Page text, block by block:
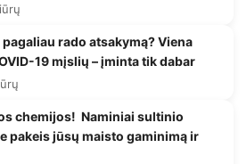
rado atsakymą? Viena
19 mįslių – įminta tik dabar
chemijos! Naminiai sultinio
pakeis jūsų maisto gaminimą ir